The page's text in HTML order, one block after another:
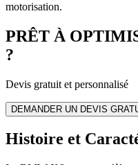
motorisation.
PRÊT À
?
Devis gratuit et personnalisé
DEMANDER UN DEVIS
Histoire et